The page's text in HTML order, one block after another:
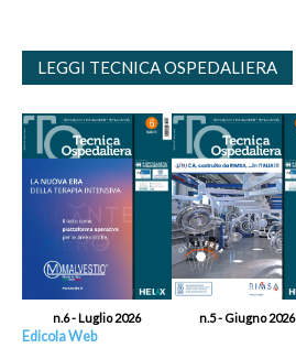
LEGGI TECNICA OSPEDALIERA
n.6 - Luglio 2026 n.5 - Giugno 2026
Edicola Web